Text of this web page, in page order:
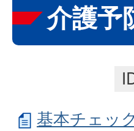
介護予
基本チェッ